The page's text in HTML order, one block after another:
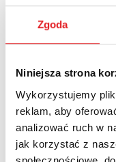
Zgoda
Niniejsza strona
Wykorzystujemy
reklam, aby
analizować ruch w
jak korzystać z
150 Dorset
VT 05403-
245-251